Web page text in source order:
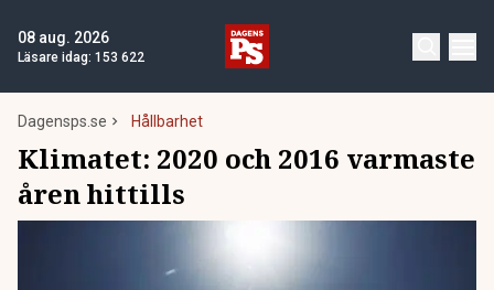
08 aug. 2026
Läsare idag: 153 622
Dagensps.se Hållbarhet
Klimatet: 2020 och 2016 varmaste
åren hittills